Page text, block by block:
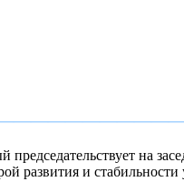
председательствует на
развития и